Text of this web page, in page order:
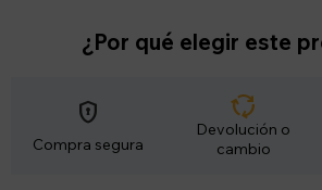
¿Por qué elegir este
encrypted
Compra segura
cycle
Devolución o
cambio